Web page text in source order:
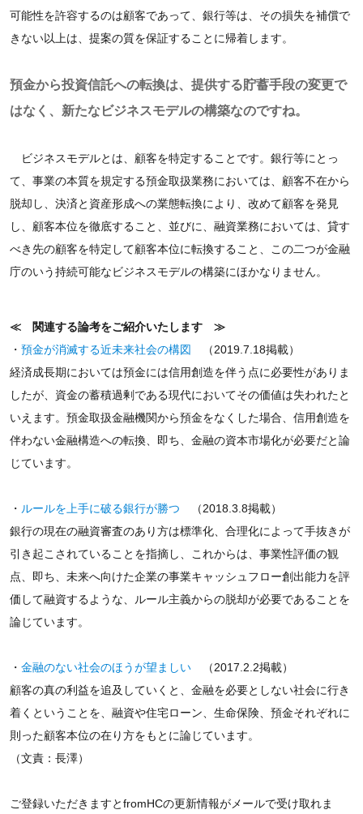
可能性を許容するのは顧客であって、銀行等は、その損失を補償で
きない以上は、提案の質を保証することに帰着します。
預金から投資信託への転換は、提供する貯蓄手段の変更で
はなく、新たなビジネスモデルの構築なのですね。
ビジネスモデルとは、顧客を特定することです。銀行等にとっ
て、事業の本質を規定する預金取扱業務においては、顧客不在から
脱却し、決済と資産形成への業態転換により、改めて顧客を発見
し、顧客本位を徹底すること、並びに、融資業務においては、貸す
べき先の顧客を特定して顧客本位に転換すること、この二つが金融
庁のいう持続可能なビジネスモデルの構築にほかなりません。
≪ 関連する論考をご紹介いたします ≫
・ 預金が消滅する近未来社会の構図 （2019.7.18掲載）
経済成長期においては預金には信用創造を伴う点に必要性がありま
したが、資金の蓄積過剰である現代においてその価値は失われたと
いえます。預金取扱金融機関から預金をなくした場合、信用創造を
伴わない金融構造への転換、即ち、金融の資本市場化が必要だと論
じています。
・ ルールを上手に破る銀行が勝つ （2018.3.8掲載）
銀行の現在の融資審査のあり方は標準化、合理化によって手抜きが
引き起こされていることを指摘し、これからは、事業性評価の観
点、即ち、未来へ向けた企業の事業キャッシュフロー創出能力を評
価して融資するような、ルール主義からの脱却が必要であることを
論じています。
・ 金融のない社会のほうが望ましい（2017.2.2掲載）
顧客の真の利益を追及していくと、金融を必要としない社会に行き
着くということを、融資や住宅ローン、生命保険、預金それぞれに
則った顧客本位の在り方をもとに論じています。
（文責：長澤）
ご登録いただきますとfromHCの更新情報がメールで受け取れま